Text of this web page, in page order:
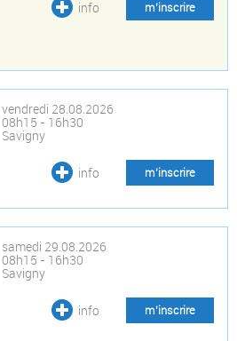
info m’inscrire
vendredi 28.08.2026
08h15 - 16h30
Savigny
info m’inscrire
samedi 29.08.2026
08h15 - 16h30
Savigny
info m’inscrire